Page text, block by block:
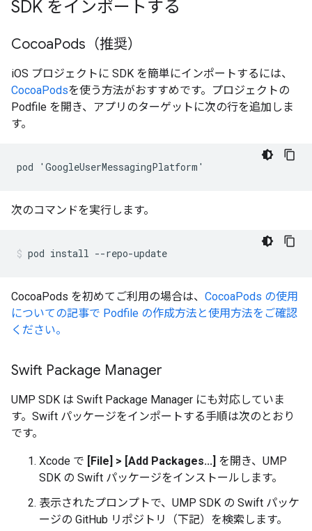
SDK をインポートする
CocoaPods（推奨）
iOS プロジェクトに SDK を簡単にインポートするには、
CocoaPodsを使う方法がおすすめです。プロジェクトの
Podfile を開き、アプリのターゲットに次の行を追加しま
す。
次のコマンドを実行します。
pod install --repo-update
CocoaPods を初めてご利用の場合は、 CocoaPods の使用
についての記事で Podfile の作成方法と使用方法をご確認
ください。
Swift Package Manager
UMP SDK は Swift Package Manager にも対応していま
す。Swift パッケージをインポートする手順は次のとおり
です。
Xcode で [File] > [Add Packages...] を開き、UMP
SDK の Swift パッケージをインストールします。
表示されたプロンプトで、UMP SDK の Swift パッケ
ージの GitHub リポジトリ（下記）を検索します。